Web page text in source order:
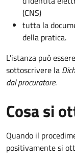
(CNS)
tutta la
della pratica.
L'istanza può
sottoscrivere la
dal procuratore.
Cosa si
Quando il
positivamente si